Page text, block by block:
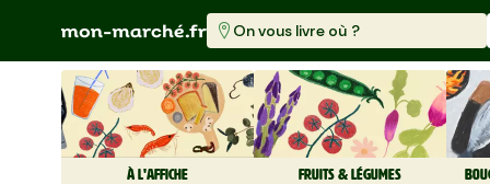
On vous livre où ?
À L'AFFICHE FRUITS & LÉGUMES